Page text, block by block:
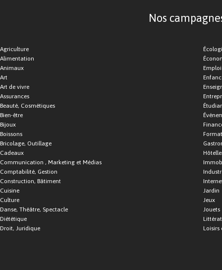
Nos
Agriculture
Alimentation
Animaux
Art
Art de vivre
Assurances
Beauté, Cosmétiques
Bien-être
Bijoux
Boissons
Bricolage, Outillage
Cadeaux
Communication , Marketing et Médias
Comptabilité, Gestion
Construction, Bâtiment
Cuisine
Culture
Danse, Théâtre, Spectacle
Diététique
Droit, Juridique
Emploi
Jardin
Jeux
Jouets
Loisirs